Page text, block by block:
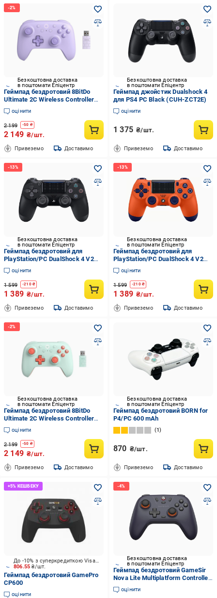
Безкоштовна доставка
в поштомати Епіцентр
Геймпад бездротовий 8BitDo
Ultimate 2C Wireless Controller
Purple (id_8371)
оцінити
2 199 -50 ₴
2 149 ₴/шт.
Привеземо Доставимо
Безкоштовна доставка
в поштомати Епіцентр
Геймпад джойстик Dualshock 4
для PS4 PC Black (CUH-ZCT2E)
оцінити
1 375 ₴/шт.
Привеземо Доставимо
Безкоштовна доставка
в поштомати Епіцентр
Геймпад бездротовий для
PlayStation/PC DualShock 4 V2
Jet Black (2176868343)
оцінити
1 599 -210₴
1 389 ₴/шт.
Привеземо Доставимо
Безкоштовна доставка
в поштомати Епіцентр
Геймпад бездротовий для
PlayStation/PC DualShock 4 V2
Sunset Orange (2176879283)
оцінити
1 599 -210₴
1 389 ₴/шт.
Привеземо Доставимо
Безкоштовна доставка
в поштомати Епіцентр
Геймпад бездротовий 8BitDo
Ultimate 2C Wireless Controller
Mint (8326)
оцінити
2 199 -50 ₴
2 149 ₴/шт.
Привеземо Доставимо
Безкоштовна доставка
в поштомати Епіцентр
Геймпад бездротовий BORN for
P4/PC 600 mAh
1
870 ₴/шт.
Привеземо Доставимо
806.55₴/шт.
До -10% з суперкредиткою Visa Вигода
Геймпад бездротовий GamePro
CP600
оцінити
Безкоштовна доставка
в поштомати Епіцентр
Геймпад бездротовий GameSir
Nova Lite Multiplatform Controller
Space Purple (8216)
оцінити